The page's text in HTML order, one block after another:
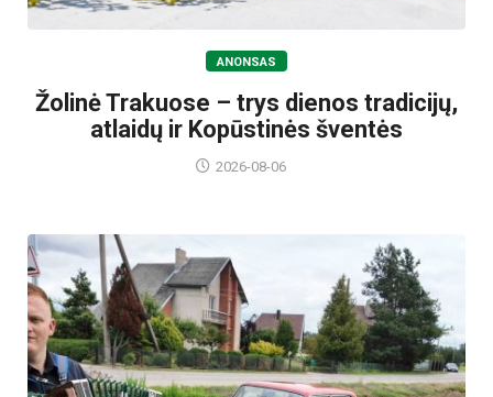
ANONSAS
Žolinė Trakuose – trys dienos tradicijų,
atlaidų ir Kopūstinės šventės
2026-08-06